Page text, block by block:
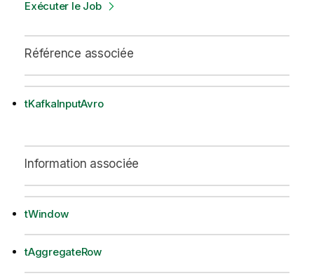
Exécuter le Job
Référence associée
tKafkaInputAvro
Information associée
tWindow
tAggregateRow